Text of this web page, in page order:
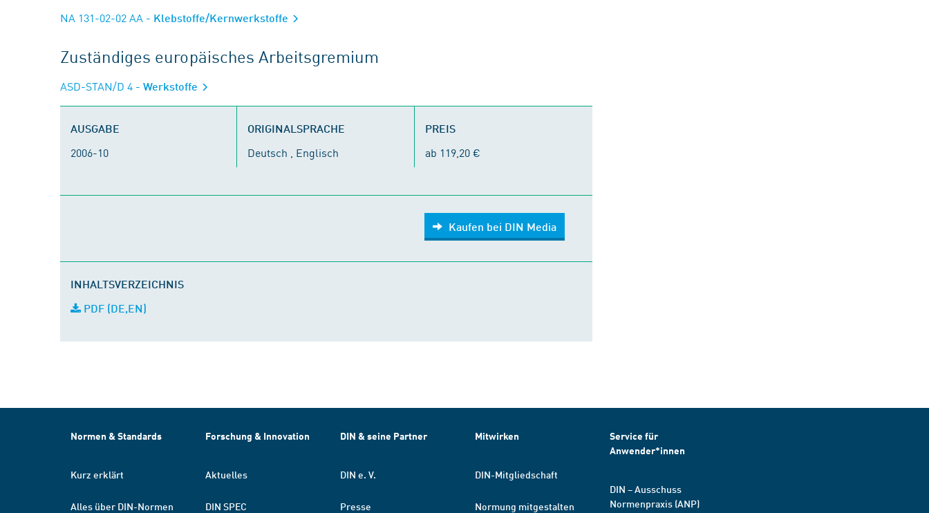
NA 131-02-02 AA - Klebstoffe/Kernwerkstoffe
Zuständiges europäisches Arbeitsgremium
ASD-STAN/D 4 - Werkstoffe
AUSGABE
2006-10
ORIGINALSPRACHE
Deutsch , Englisch
PREIS
ab 119,20 €
Kaufen bei DIN Media
INHALTSVERZEICHNIS
PDF (DE,EN)
Normen & Standards
Kurz erklärt
Alles über DIN-Normen
Forschung & Innovation
Aktuelles
DIN SPEC
DIN & seine Partner
DIN e. V.
Presse
Mitwirken
DIN-Mitgliedschaft
Normung mitgestalten
Service für
Anwender*innen
DIN – Ausschuss
Normenpraxis (ANP)